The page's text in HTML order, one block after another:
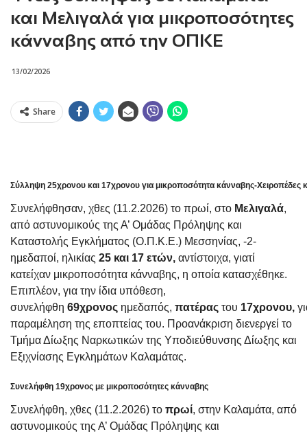
και Μελιγαλά για μικροποσότητες
κάνναβης από την ΟΠΚΕ
13/02/2026
Share
Σύλληψη 25χρονου και 17χρονου για μικροποσότητα κάνναβης-Χειροπέδες
Συνελήφθησαν, χθες (11.2.2026) το πρωί, στο Μελιγαλά,
από αστυνομικούς της Α’ Ομάδας Πρόληψης και
Καταστολής Εγκλήματος (Ο.Π.Κ.Ε.) Μεσσηνίας, -2-
ημεδαποί, ηλικίας 25 και 17 ετών, αντίστοιχα, γιατί
κατείχαν μικροποσότητα κάνναβης, η οποία κατασχέθηκε.
Επιπλέον, για την ίδια υπόθεση,
συνελήφθη 69χρονος ημεδαπός, πατέρας του 17χρονου,
παραμέληση της εποπτείας του. Προανάκριση διενεργεί το
Τμήμα Δίωξης Ναρκωτικών της Υποδιεύθυνσης Δίωξης και
Εξιχνίασης Εγκλημάτων Καλαμάτας.
Συνελήφθη 19χρονος με μικροποσότητες κάνναβης
Συνελήφθη, χθες (11.2.2026) το πρωί, στην Καλαμάτα, από
αστυνομικούς της Α’ Ομάδας Πρόληψης και